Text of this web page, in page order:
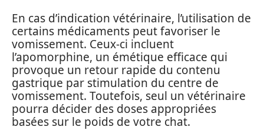
En cas d’indication vétérinaire, l’utilisation de
certains médicaments peut favoriser le
vomissement. Ceux-ci incluent
l’apomorphine, un émétique efficace qui
provoque un retour rapide du contenu
gastrique par stimulation du centre de
vomissement. Toutefois, seul un vétérinaire
pourra décider des doses appropriées
basées sur le poids de votre chat.